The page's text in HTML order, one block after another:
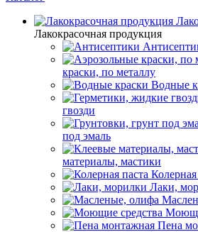
Лакокрасочная продукция
краски, по металлу
Водные
гвозди
под эмаль
материалы, мастики
Колерная
Лаки,
Пена